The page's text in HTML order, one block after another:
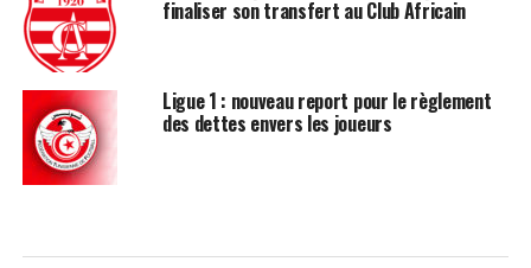
finaliser son transfert au Club Africain
Ligue 1 : nouveau report pour le règlement
des dettes envers les joueurs